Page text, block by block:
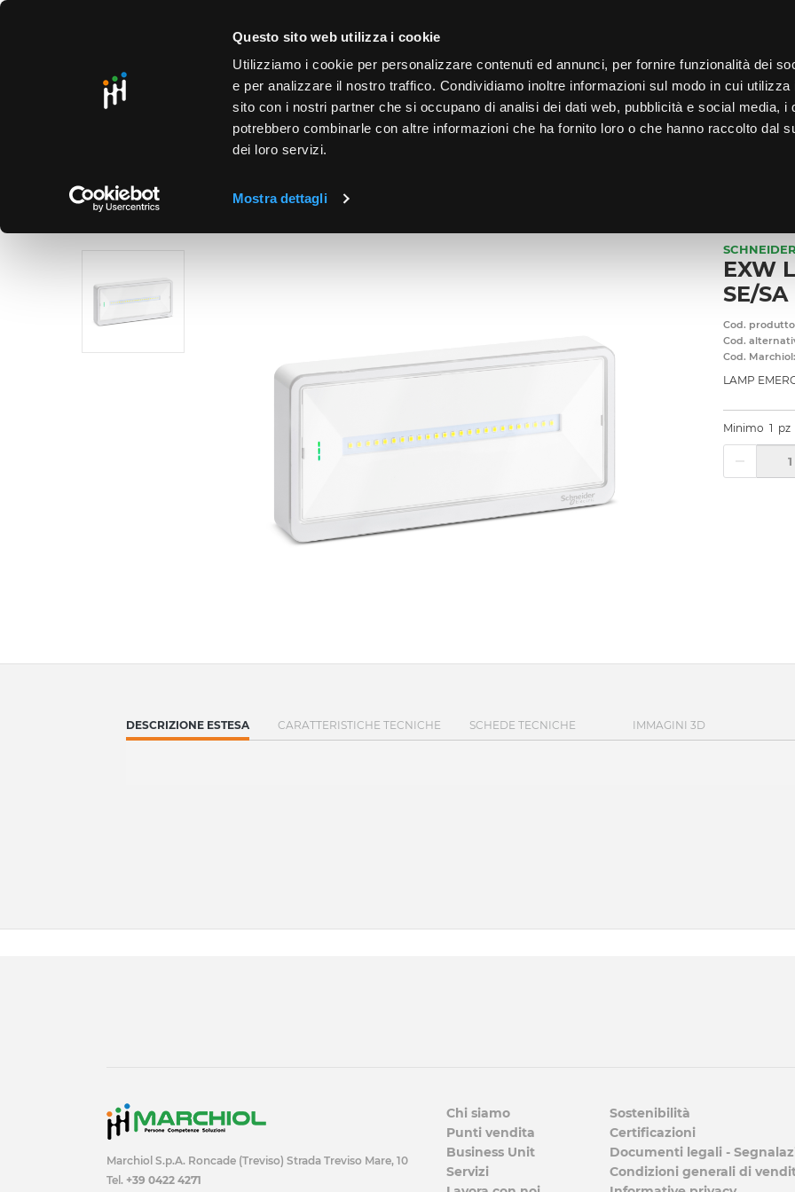
Questo sito web utilizza i cookie
Utilizziamo i cookie per personalizzare contenuti ed annunci, per fornire funzionalità dei
e per analizzare il nostro traffico. Condividiamo inoltre informazioni sul modo in cui utilizza
sito con i nostri partner che si occupano di analisi dei dati web, pubblicità e social media, i
potrebbero combinarle con altre informazioni che ha fornito loro o che hanno raccolto dal
dei loro servizi.
Mostra dettagli
text.skipToContent
text.skipToNavigation
SOLO 33 GIORNI PER ISCRIVERTI, SCARICA SUBITO QUI IL TUO
PUNTI VENDITA BUSINESS UNIT
HOME / LIGHTING
EXW
SE/SA
Cod.
Cod.
Cod. Marchiol:
LAMP
Minimo 1 pz
CURRENT
TAB:
DESCRIZIONE ESTESA CARATTERISTICHE TECNICHE SCHEDE TECNICHE IMMAGINI 3D
Marchiol S.p.A. Roncade (Treviso) Strada Treviso Mare, 10
Tel. +39 0422 4271
Chi siamo
Punti vendita
Business Unit
Servizi
Sostenibilità
Certificazioni
Documenti legali -
Condizioni generali di